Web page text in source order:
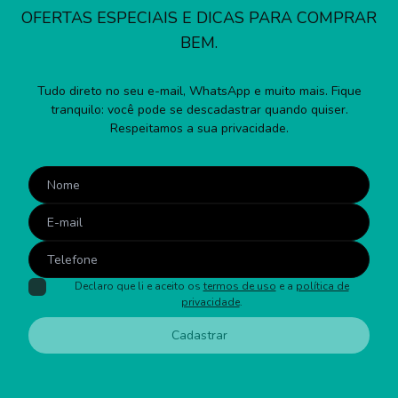
OFERTAS ESPECIAIS E DICAS PARA COMPRAR
BEM.
Tudo direto no seu e-mail, WhatsApp e muito mais. Fique
tranquilo: você pode se descadastrar quando quiser.
Respeitamos a sua privacidade.
Declaro que li e aceito os termos de uso e a política de
privacidade.
Cadastrar